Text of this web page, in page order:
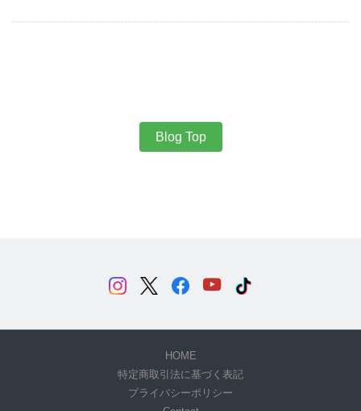
Blog Top
HOME
特定商取引法に基づく表記
プライバシーポリシー